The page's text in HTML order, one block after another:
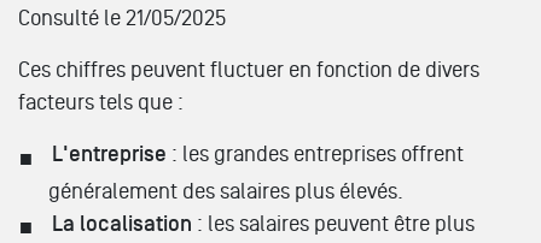
Consulté le 21/05/2025
Ces chiffres peuvent fluctuer en fonction de divers
facteurs tels que :
L'entreprise : les grandes entreprises offrent
généralement des salaires plus élevés.
La localisation : les salaires peuvent être plus